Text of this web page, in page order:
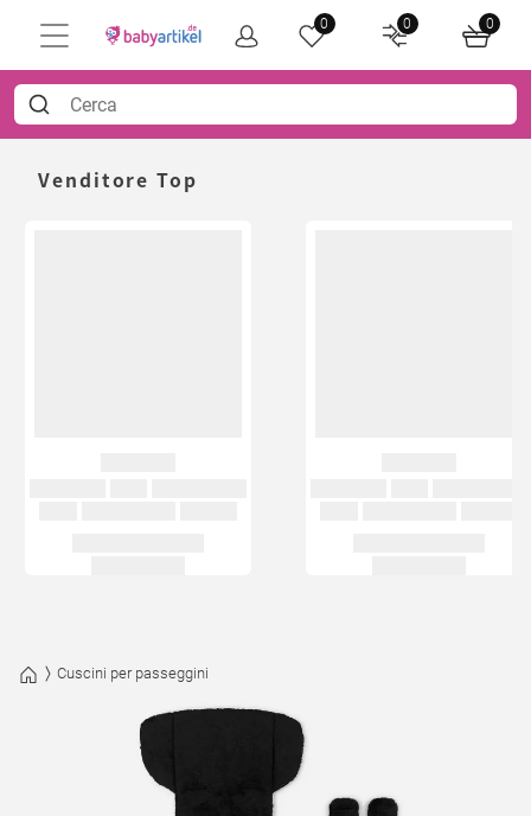
0 0 0
Venditore Top
Cuscini per passeggini